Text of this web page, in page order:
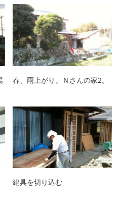
春、雨上がり。Ｎさんの家2。
建具を切り込む